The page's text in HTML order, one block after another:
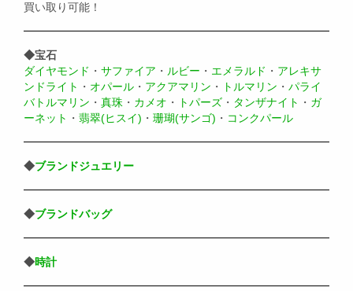
買い取り可能！
◆宝石
ダイヤモンド ・ サファイア ・ ルビー ・ エメラルド ・ アレキサ
ンドライト ・ オパール ・ アクアマリン ・ トルマリン ・ パライ
バトルマリン ・ 真珠 ・ カメオ ・ トパーズ ・ タンザナイト ・ ガ
ーネット ・ 翡翠(ヒスイ) ・ 珊瑚(サンゴ) ・ コンクパール
◆ブランドジュエリー
◆ブランドバッグ
◆時計